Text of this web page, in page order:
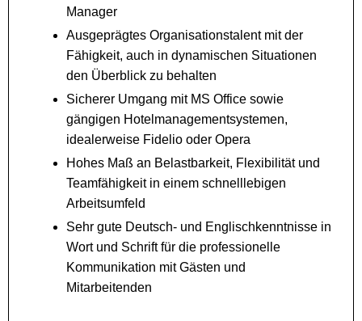
Manager
Ausgeprägtes Organisationstalent mit der
Fähigkeit, auch in dynamischen Situationen
den Überblick zu behalten
Sicherer Umgang mit MS Office sowie
gängigen Hotelmanagementsystemen,
idealerweise Fidelio oder Opera
Hohes Maß an Belastbarkeit, Flexibilität und
Teamfähigkeit in einem schnelllebigen
Arbeitsumfeld
Sehr gute Deutsch- und Englischkenntnisse in
Wort und Schrift für die professionelle
Kommunikation mit Gästen und
Mitarbeitenden